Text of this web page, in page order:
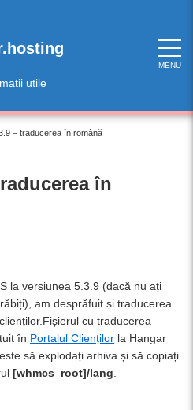
utile
MENU
– traducerea în română
în
la versiunea 5.3.9 (dacă nu ați
am desprăfuit și traducerea
Fișierul cu traducerea
în Portalul Clienților la Hangar
să explodați arhiva și să copiați
[whmcs_root]/lang